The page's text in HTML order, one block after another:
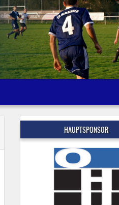
HAUPTSPONSOR